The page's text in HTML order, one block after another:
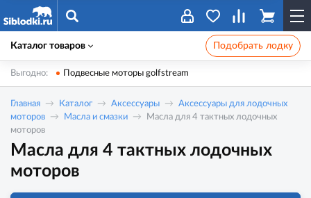
Каталог товаров Подобрать лодку
Выгодно: Подвесные моторы golfstream
Главная Каталог Аксессуары
Аксессуары для лодочных
моторов
Масла и смазки
Масла для 4 тактных лодочных
моторов
Масла для 4 тактных лодочных
моторов